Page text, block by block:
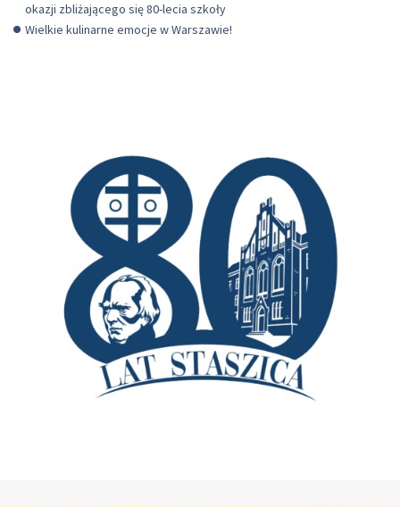
okazji zbliżającego się 80-lecia szkoły
Wielkie kulinarne emocje w Warszawie!